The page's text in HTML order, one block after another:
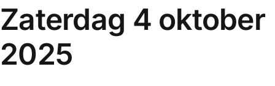
Zaterdag 4 oktober
2025